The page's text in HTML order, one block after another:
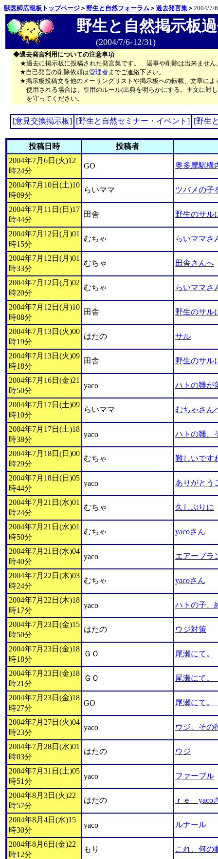
獣医師広報板トップページ ＞ 野生と自然フォーラム ＞ 過去発言集 ＞ 2004/7/
野生と自然掲示板
(2004/7/6-12/31)
◆過去発言利用についての注意事項
★過去に掲示板に投稿された発言集です。 返事や削除は出来ません
★自己発言の削除依頼は管理者までご連絡下さい。
★掲示板投稿文を他のメーリングリストや掲示板への転載、文章によ
使用される場合は、引用のルール(出典を明らかにする。主文に対
を守ってください。
[意見交換掲示板] [野生と自然セミナー・イベント] [野生
投稿日時
投稿者
2004年7月6日(火)12
時24分
GO 奥多摩駅構
2004年7月10日(土)10
時09分
らいママ ツバメの子
2004年7月11日(日)17
時44分
田舎 野生のサル
2004年7月12日(月)01
時15分
むちゃ らいママさ
2004年7月12日(月)01
時33分
むちゃ 田舎さんへ
2004年7月12日(月)02
時20分
むちゃ らいママさ
2004年7月12日(月)10
時08分
田舎 野生のサル
2004年7月13日(火)00
時19分
はたの サル
2004年7月13日(火)09
時18分
田舎 野生のサル
2004年7月16日(金)21
時50分
yaco ハトの雛
2004年7月17日(土)09
時10分
らいママ むちゃさん
2004年7月17日(土)18
時38分
yaco ハトの雛
2004年7月18日(日)00
時29分
むちゃ 難しいです
2004年7月18日(日)05
時44分
yaco ありがとう
2004年7月21日(水)01
時24分
むちゃ 久しぶりに
2004年7月21日(水)01
時50分
むちゃ yacoさん
2004年7月21日(水)04
時40分
yaco エアープ
2004年7月22日(木)03
時24分
むちゃ yacoさん
2004年7月22日(木)18
時17分
yaco ハトの子、
2004年7月23日(金)15
時50分
はたの ウジ対策
2004年7月23日(金)18
時18分
ＧＯ 尾瀬にて。
2004年7月23日(金)18
時21分
ＧＯ 尾瀬にて。
2004年7月23日(金)18
時27分
GO 尾瀬にて。
2004年7月27日(火)04
時23分
yaco ウジ、その
2004年7月28日(水)01
時03分
はたの ウジ
2004年7月31日(土)05
時51分
yaco ファーブル
2004年8月3日(火)22
時57分
はたの ｒｅ yaco
2004年8月4日(水)15
時30分
yaco ルナール
2004年8月6日(金)22
時12分
もり これ、何の